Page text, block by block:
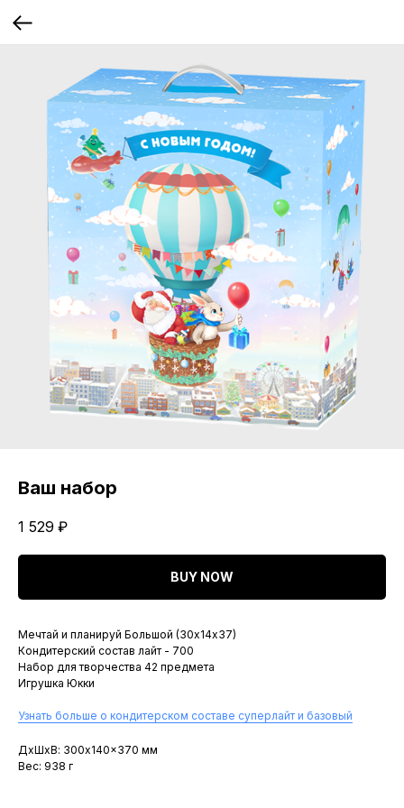
Ваш набор
1 529 ₽
BUY NOW
Мечтай и планируй Большой (30х14х37)
Кондитерский состав лайт - 700
Набор для творчества 42 предмета
Игрушка Юкки
Узнать больше о кондитерском составе суперлайт и базовый
ДxШxВ: 300x140x370 мм
Вес: 938 г